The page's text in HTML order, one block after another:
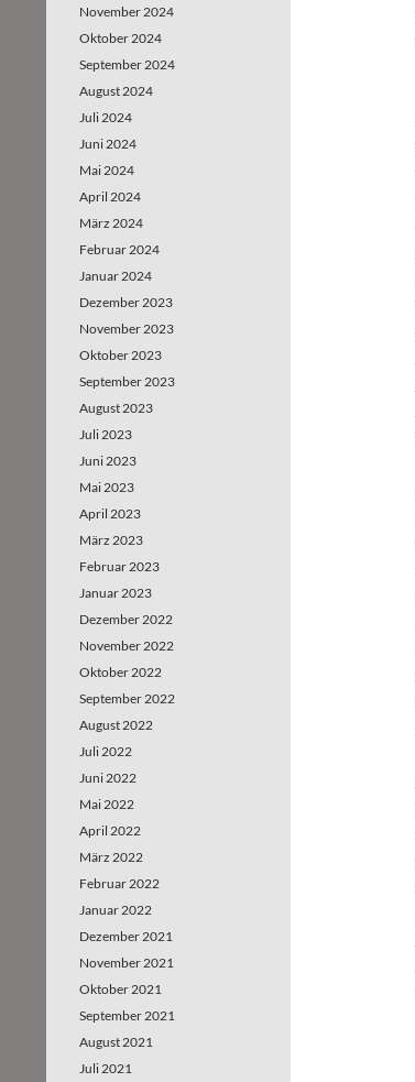
November 2024
Oktober 2024
September 2024
August 2024
Juli 2024
Juni 2024
Mai 2024
April 2024
März 2024
Februar 2024
Januar 2024
Dezember 2023
November 2023
Oktober 2023
September 2023
August 2023
Juli 2023
Juni 2023
Mai 2023
April 2023
März 2023
Februar 2023
Januar 2023
Dezember 2022
November 2022
Oktober 2022
September 2022
August 2022
Juli 2022
Juni 2022
Mai 2022
April 2022
März 2022
Februar 2022
Januar 2022
Dezember 2021
November 2021
Oktober 2021
September 2021
August 2021
Juli 2021